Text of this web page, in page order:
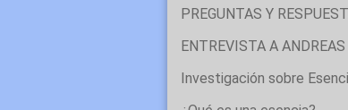
PREGUNTAS Y
ENTREVISTA A
Investigación sobre